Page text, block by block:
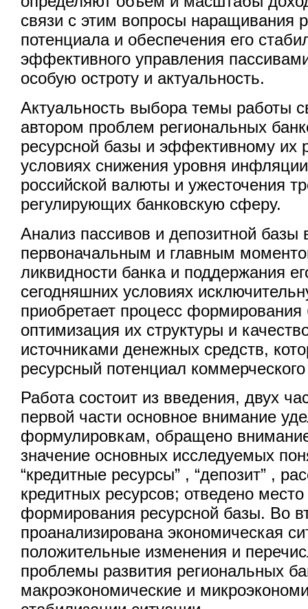
связи с этим вопросы наращивания
потенциала и обеспечения его
эффективного управления
особую остроту и актуальность.
Актуальность выбора темы работы
автором проблем региональных
ресурсной базы и эффективному
условиях снижения уровня
российской валюты и ужесточения
регулирующих банковскую сферу.
Анализ пассивов и депозитной базы
первоначальным и главным
ликвидности банка и поддержания
сегодняшних условиях
приобретает процесс формирования
оптимизация их структуры и
источниками денежных средств,
ресурсный потенциал
Работа состоит из введения, двух
первой части основное внимание
формулировкам, обращено
значение основных исследуемых
“кредитные ресурсы” , “депозит” ,
кредитных ресурсов; отведено
формирования ресурсной базы. Во
проанализирована экономическая
положительные изменения и
проблемы развития региональных
макроэкономические и